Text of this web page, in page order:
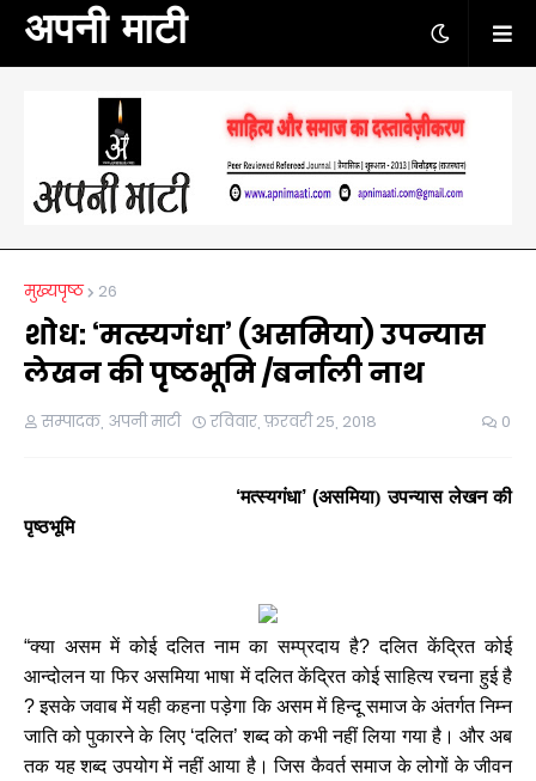
अपनी माटी
मुख्यपृष्ठ 26
शोध: ‘मत्स्यगंधा’ (असमिया) उपन्यास
लेखन की पृष्ठभूमि /बर्नाली नाथ
सम्पादक, अपनी माटी रविवार, फ़रवरी 25, 2018 0
‘मत्स्यगंधा’ (असमिया) उपन्यास लेखन की
पृष्ठभूमि
“क्या असम में कोई दलित नाम का सम्प्रदाय है?दलित केंद्रित कोई
आन्दोलन या फिर असमिया भाषा में दलित केंद्रित कोई साहित्य रचना हुई है
?इसके जवाब में यही कहना पड़ेगा कि असम में हिन्दू समाज के अंतर्गत निम्न
जाति को पुकारने के लिए ‘दलित’शब्द को कभी नहीं लिया गया है। और अब
तक यह शब्द उपयोग में नहीं आया है। जिस कैवर्त समाज के लोगों के जीवन